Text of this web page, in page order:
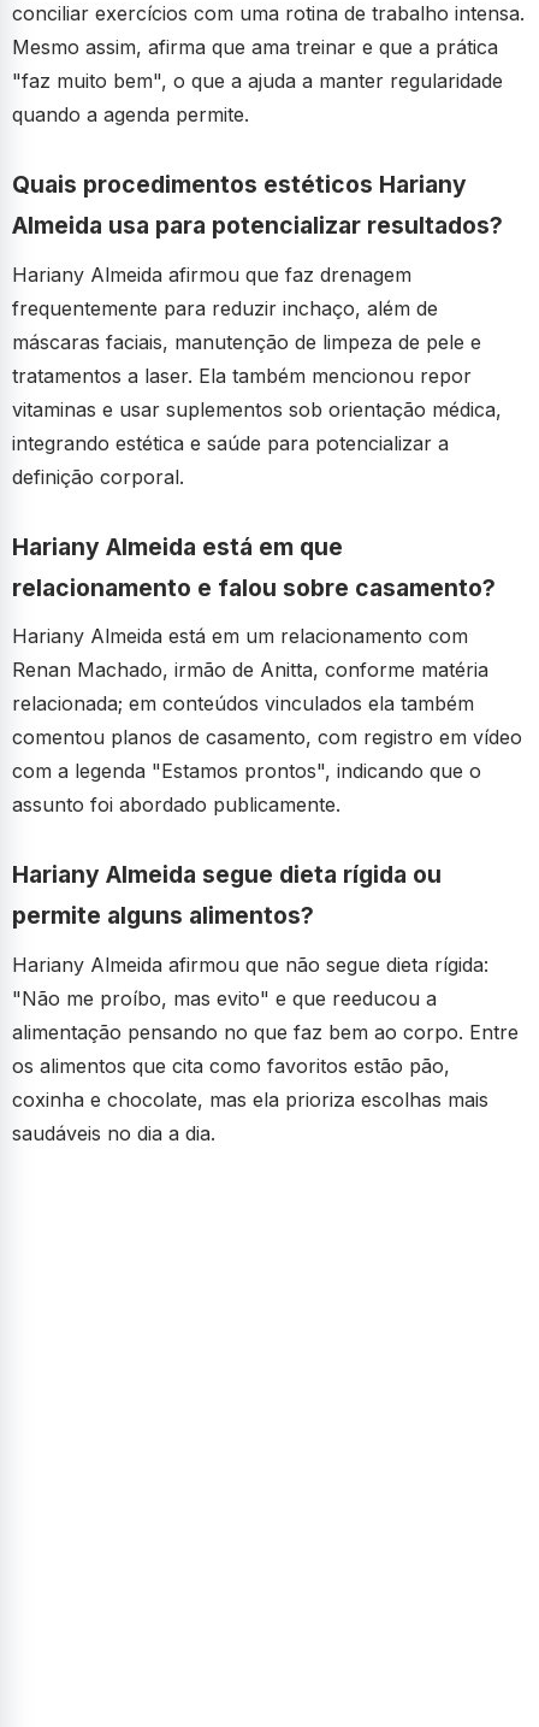
conciliar exercícios com uma rotina de trabalho intensa.
Mesmo assim, afirma que ama treinar e que a prática
"faz muito bem", o que a ajuda a manter regularidade
quando a agenda permite.
Quais procedimentos estéticos Hariany
Almeida usa para potencializar resultados?
Hariany Almeida afirmou que faz drenagem
frequentemente para reduzir inchaço, além de
máscaras faciais, manutenção de limpeza de pele e
tratamentos a laser. Ela também mencionou repor
vitaminas e usar suplementos sob orientação médica,
integrando estética e saúde para potencializar a
definição corporal.
Hariany Almeida está em que
relacionamento e falou sobre casamento?
Hariany Almeida está em um relacionamento com
Renan Machado, irmão de Anitta, conforme matéria
relacionada; em conteúdos vinculados ela também
comentou planos de casamento, com registro em vídeo
com a legenda "Estamos prontos", indicando que o
assunto foi abordado publicamente.
Hariany Almeida segue dieta rígida ou
permite alguns alimentos?
Hariany Almeida afirmou que não segue dieta rígida:
"Não me proíbo, mas evito" e que reeducou a
alimentação pensando no que faz bem ao corpo. Entre
os alimentos que cita como favoritos estão pão,
coxinha e chocolate, mas ela prioriza escolhas mais
saudáveis no dia a dia.